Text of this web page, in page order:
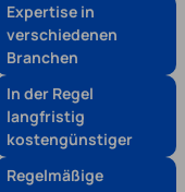
Expertise in
verschiedenen
Branchen
In der Regel
langfristig
kostengünstiger
Regelmäßige